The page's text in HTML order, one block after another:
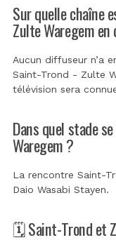
Sur quelle chaîne
Zulte Waregem
Aucun diffuseur n’a
Saint-Trond - Zulte
télévision sera
Dans quel stade
Waregem ?
La rencontre Saint-
Daio Wasabi Stayen.
🗓️ Saint-Trond et